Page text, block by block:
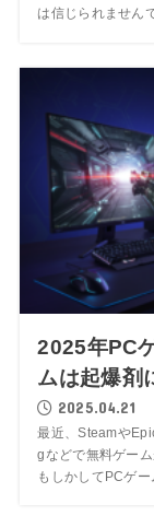
は信じられません
2025年PC
ムは起爆剤
2025.04.21
最近、Steamや
gなどで無料ゲー
もしかしてPCゲー